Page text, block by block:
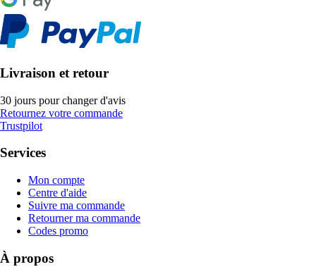
Livraison et retour
30 jours pour changer d'avis
Retournez votre commande
Trustpilot
Services
Mon compte
Centre d'aide
Suivre ma commande
Retourner ma commande
Codes promo
À propos